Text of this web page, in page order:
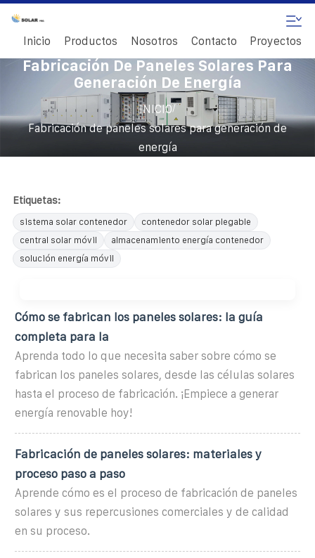
Inicio Productos Nosotros Contacto Proyectos
Fabricación De Paneles Solares Para
Generación De Energía
INICIO/
Fabricación de paneles solares para generación de
energía
Etiquetas:
sistema solar contenedor
contenedor solar plegable
central solar móvil
almacenamiento energía contenedor
solución energía móvil
Cómo se fabrican los paneles solares: la guía
completa para la
Aprenda todo lo que necesita saber sobre cómo se
fabrican los paneles solares, desde las células solares
hasta el proceso de fabricación. ¡Empiece a generar
energía renovable hoy!
Fabricación de paneles solares: materiales y
proceso paso a paso
Aprende cómo es el proceso de fabricación de paneles
solares y sus repercusiones comerciales y de calidad
en su proceso.